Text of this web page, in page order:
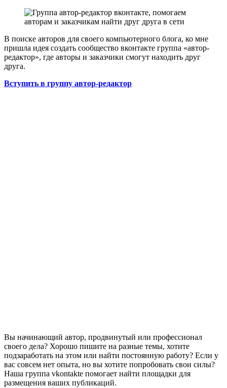
В поиске авторов для своего компьютерного блога, ко мне
пришла идея создать сообщество вконтакте группа «автор-
редактор», где авторы и заказчики смогут находить друг
друга.
Вступить в группу автор-редактор
Вы начинающий автор, продвинутый или профессионал
своего дела? Хорошо пишите на разные темы, хотите
подзаработать на этом или найти постоянную работу? Если у
вас совсем нет опыта, но вы хотите попробовать свои силы?
Наша группа vkontakte помогает найти площадки для
размещения ваших публикаций.